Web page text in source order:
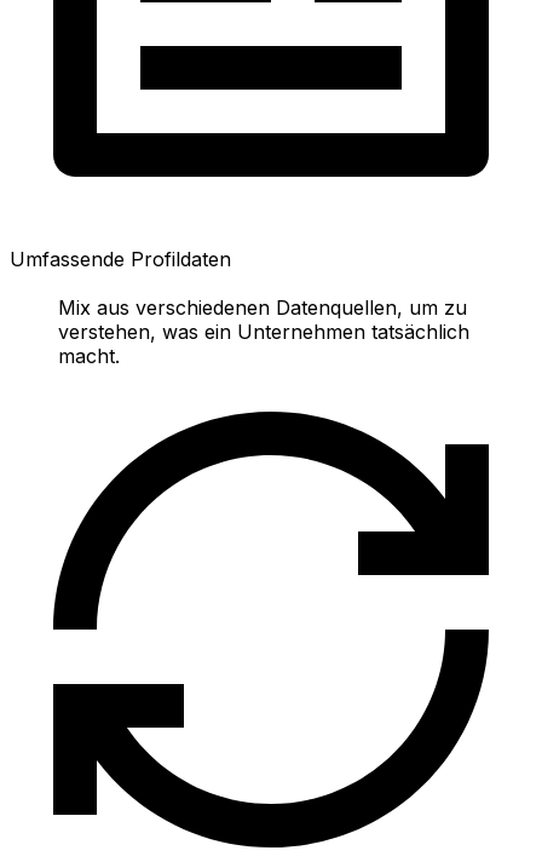
Umfassende Profildaten
Mix aus verschiedenen Datenquellen, um zu
verstehen, was ein Unternehmen tatsächlich
macht.